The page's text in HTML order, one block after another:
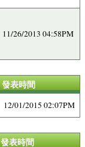
11/26/2013 04:58PM
發表時間
12/01/2015 02:07PM
發表時間